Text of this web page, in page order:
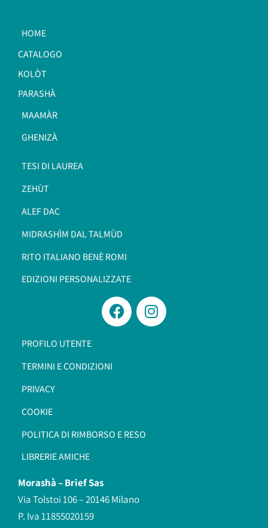
HOME
CATALOGO
KOLÒT
PARASHÀ
MAAMÀR
GHENIZÀ
TESI DI LAUREA
ZEHÙT
ALEF DAC
MIDRASHÌM DAL TALMÙD
RITO ITALIANO BENÈ ROMI​
EDIZIONI PERSONALIZZATE
PROFILO UTENTE
TERMINI E CONDIZIONI
PRIVACY
COOKIE
POLITICA DI RIMBORSO E RESO
LIBRERIE AMICHE
Morashà –Brief Sas
Via Tolstoi 106 – 20146 Milano
P. Iva 11855020159